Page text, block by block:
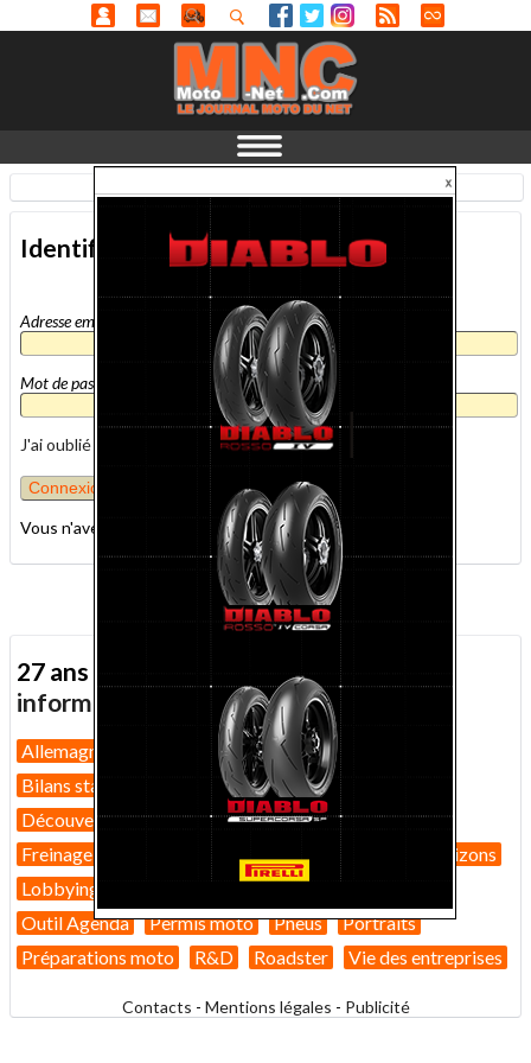
Identification
Adresse email
Mot de passe
J'ai oublié mon mot de passe
Vous n'avez pas encore de compte MNC ? inscrivez-vous
27 ans d'actualité moto :toutes nos
informations depuis 1999 !
Allemagne Assurance moto
Bilans marché 2026
Bilans statistiques
Casques
Dans Le Rétro
Découverte
Equipement pilote
Fiches techniques
Freinage
Guides pratiques High-tech
Horizons
Lobbying
Nouveautés 2026
Nouveautés 2027
Outil Agenda
Permis moto Pneus
Portraits
Préparations moto
R&D Roadster Vie des entreprises
Contacts - Mentions légales - Publicité